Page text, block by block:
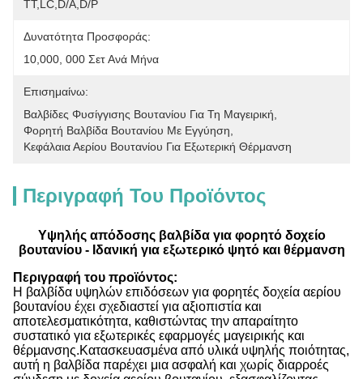
ΤΤ,LC,D/A,D/P
Δυνατότητα Προσφοράς:
10,000, 000 Σετ Ανά Μήνα
Επισημαίνω:
Βαλβίδες Φυσίγγισης Βουτανίου Για Τη Μαγειρική
Φορητή Βαλβίδα Βουτανίου Με Εγγύηση
Κεφάλαια Αερίου Βουτανίου Για Εξωτερική Θέρμανση
Περιγραφή Του Προϊόντος
Υψηλής απόδοσης βαλβίδα για φορητό δοχείο
βουτανίου - Ιδανική για εξωτερικό ψητό και θέρμανση
Περιγραφή του προϊόντος:
Η βαλβίδα υψηλών επιδόσεων για φορητές δοχεία αερίου
βουτανίου έχει σχεδιαστεί για αξιοπιστία και
αποτελεσματικότητα, καθιστώντας την απαραίτητο
συστατικό για εξωτερικές εφαρμογές μαγειρικής και
θέρμανσης.Κατασκευασμένα από υλικά υψηλής ποιότητας,
αυτή η βαλβίδα παρέχει μια ασφαλή και χωρίς διαρροές